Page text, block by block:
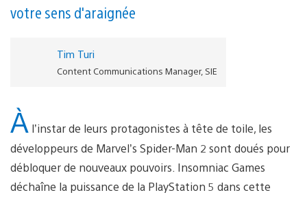
votre sens d'araignée
Tim Turi
Content Communications Manager, SIE
À l’instar de leurs protagonistes à tête de toile, les
développeurs de Marvel’s Spider-Man 2 sont doués pour
débloquer de nouveaux pouvoirs. Insomniac Games
déchaîne la puissance de la PlayStation 5 dans cette